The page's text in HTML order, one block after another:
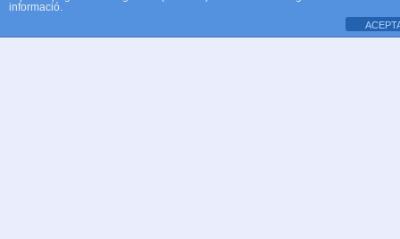
informació.